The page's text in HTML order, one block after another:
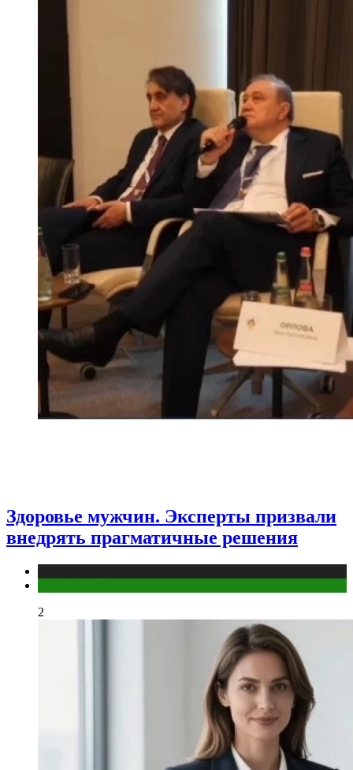
Здоровье мужчин. Эксперты призвали
внедрять прагматичные решения
2